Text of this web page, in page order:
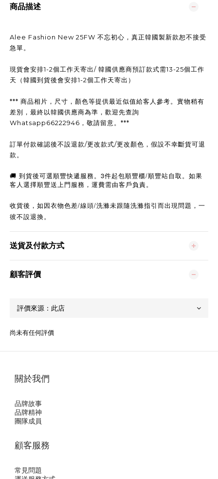
商品描述
Alee Fashion New 25FW 不忘初心，真正韓國製新款恕不接受
急單。
現貨會安排1-2個工作天寄出/ 韓國供應商預訂款式需13-25個工作
天（韓國到貨後會安排1-2個工作天寄出）
*** 商品相片，尺寸，顏色等提供最近似值給客人參考。實物稍有
差別，最終以韓國供應商為準，歡迎先查詢
Whatsapp66222946，敬請留意。***
訂單付款確認後不設退款/更改款式/更改顏色，假設不幸斷貨可退
款。
🚚 到貨後可選順豐快遞服務。 3件起包順豐櫃/順豐站自取。如果
客人選擇順豐送上門服務，運費需由客戶負責。
收貨後，如因衣物色差/線頭/洗滌未跟隨洗滌指引而出現問題 ， 一
彼不設退換。
送貨及付款方式
顧客評價
尚未有任何評價
關於我們
品牌故事
品牌精神
團隊成員
顧客服務
常見問題